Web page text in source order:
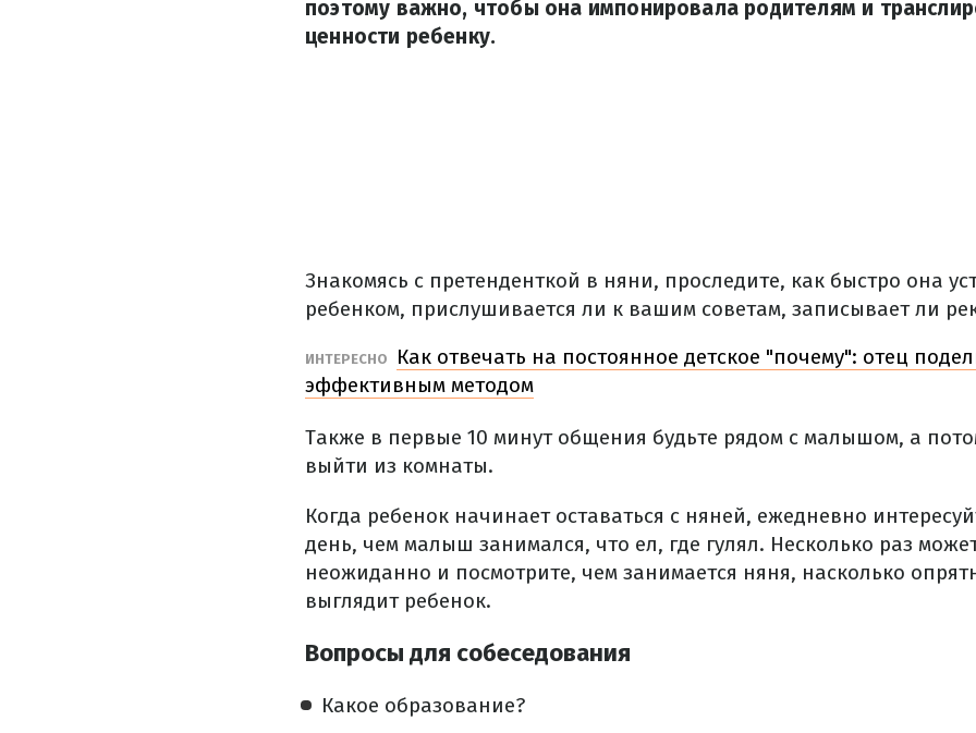
поэтому важно, чтобы она импонировала родителям и
ценности ребенку.
Знакомясь с претенденткой в няни, проследите, как быстро она
ребенком, прислушивается ли к вашим советам, записывает ли
ИНТЕРЕСНО
Как отвечать на постоянное детское "почему": отец
эффективным методом
Также в первые 10 минут общения будьте рядом с малышом, а
выйти из комнаты.
Когда ребенок начинает оставаться с няней, ежедневно
день, чем малыш занимался, что ел, где гулял. Несколько раз
неожиданно и посмотрите, чем занимается няня, насколько
выглядит ребенок.
Вопросы для собеседования
Какое образование?